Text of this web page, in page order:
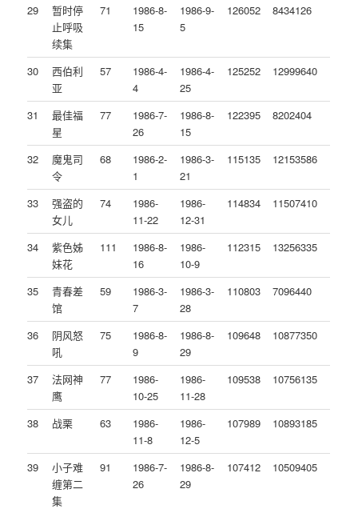
29
暂时停
止呼吸
续集
71
1986-8-
15
1986-9-
5
126052 8434126
30
西伯利
亚
57
1986-4-
4
1986-4-
25
125252 12999640
31
最佳福
星
77
1986-7-
26
1986-8-
15
122395 8202404
32
魔鬼司
令
68
1986-2-
1
1986-3-
21
115135 12153586
33
强盗的
女儿
74
1986-
11-22
1986-
12-31
114834 11507410
34
紫色姊
妹花
111
1986-8-
16
1986-
10-9
112315 13256335
35
青春差
馆
59
1986-3-
7
1986-3-
28
110803 7096440
36
阴风怒
吼
75
1986-8-
9
1986-8-
29
109648 10877350
37
法网神
鹰
77
1986-
10-25
1986-
11-28
109538 10756135
38 战栗 63
1986-
11-8
1986-
12-5
107989 10893185
39
小子难
缠第二
集
91
1986-7-
26
1986-8-
29
107412 10509405